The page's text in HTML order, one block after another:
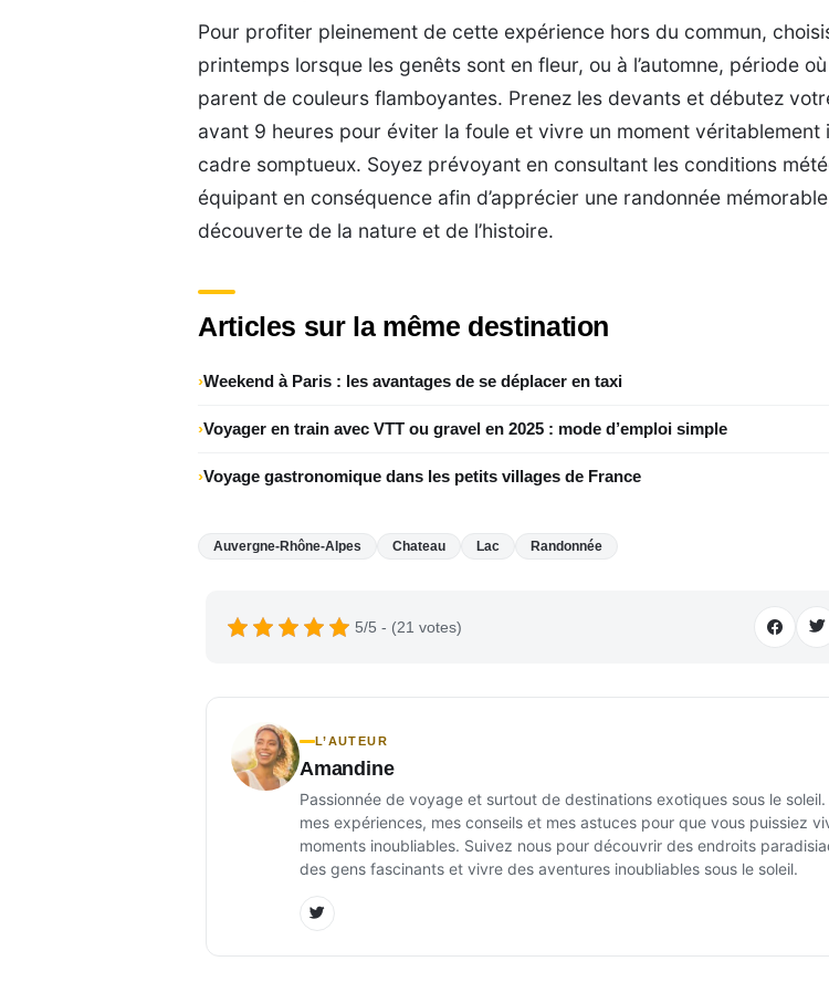
Pour profiter pleinement de cette expérience hors du commun,
printemps lorsque les genêts sont en fleur, ou à l’automne, période
parent de couleurs flamboyantes. Prenez les devants et débutez
avant 9 heures pour éviter la foule et vivre un moment véritablement
cadre somptueux. Soyez prévoyant en consultant les conditions
équipant en conséquence afin d’apprécier une randonnée
découverte de la nature et de l’histoire.
Articles sur la même destination
Weekend à Paris : les avantages de se déplacer en taxi
Voyager en train avec VTT ou gravel en 2025 : mode d’emploi simple
Voyage gastronomique dans les petits villages de France
Auvergne-Rhône-Alpes Chateau Lac Randonnée
5/5 - (21 votes)
L’AUTEUR
Amandine
Passionnée de voyage et surtout de destinations exotiques sous le
mes expériences, mes conseils et mes astuces pour que vous puissiez
moments inoubliables. Suivez nous pour découvrir des endroits
des gens fascinants et vivre des aventures inoubliables sous le soleil.